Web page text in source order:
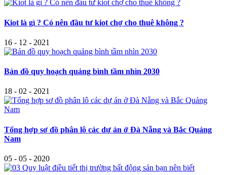
Kiot là gì ? Có nên đầu tư kiot chợ cho thuê không ?
16 - 12 - 2021
Bản đồ quy hoạch quảng bình tầm nhìn 2030
18 - 02 - 2021
Tổng hợp sơ đồ phân lô các dự án ở Đà Nẵng và Bắc Quảng
Nam
05 - 05 - 2020